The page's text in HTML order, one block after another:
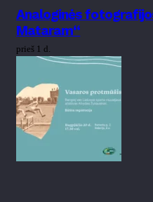
Analoginės
Mataram“
prieš 1 d.